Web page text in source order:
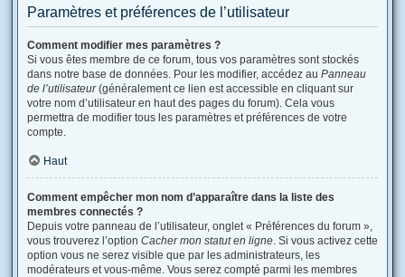
Paramètres et préférences de l’utilisateur
Comment modifier mes paramètres ?
Si vous êtes membre de ce forum, tous vos paramètres sont stockés
dans notre base de données. Pour les modifier, accédez au Panneau
de l’utilisateur(généralement ce lien est accessible en cliquant sur
votre nom d’utilisateur en haut des pages du forum). Cela vous
permettra de modifier tous les paramètres et préférences de votre
compte.
Haut
Comment empêcher mon nom d’apparaître dans la liste des
membres connectés ?
Depuis votre panneau de l’utilisateur, onglet « Préférences du forum »,
vous trouverez l’option Cacher mon statut en ligne. Si vous activez cette
option vous ne serez visible que par les administrateurs, les
modérateurs et vous-même. Vous serez compté parmi les membres